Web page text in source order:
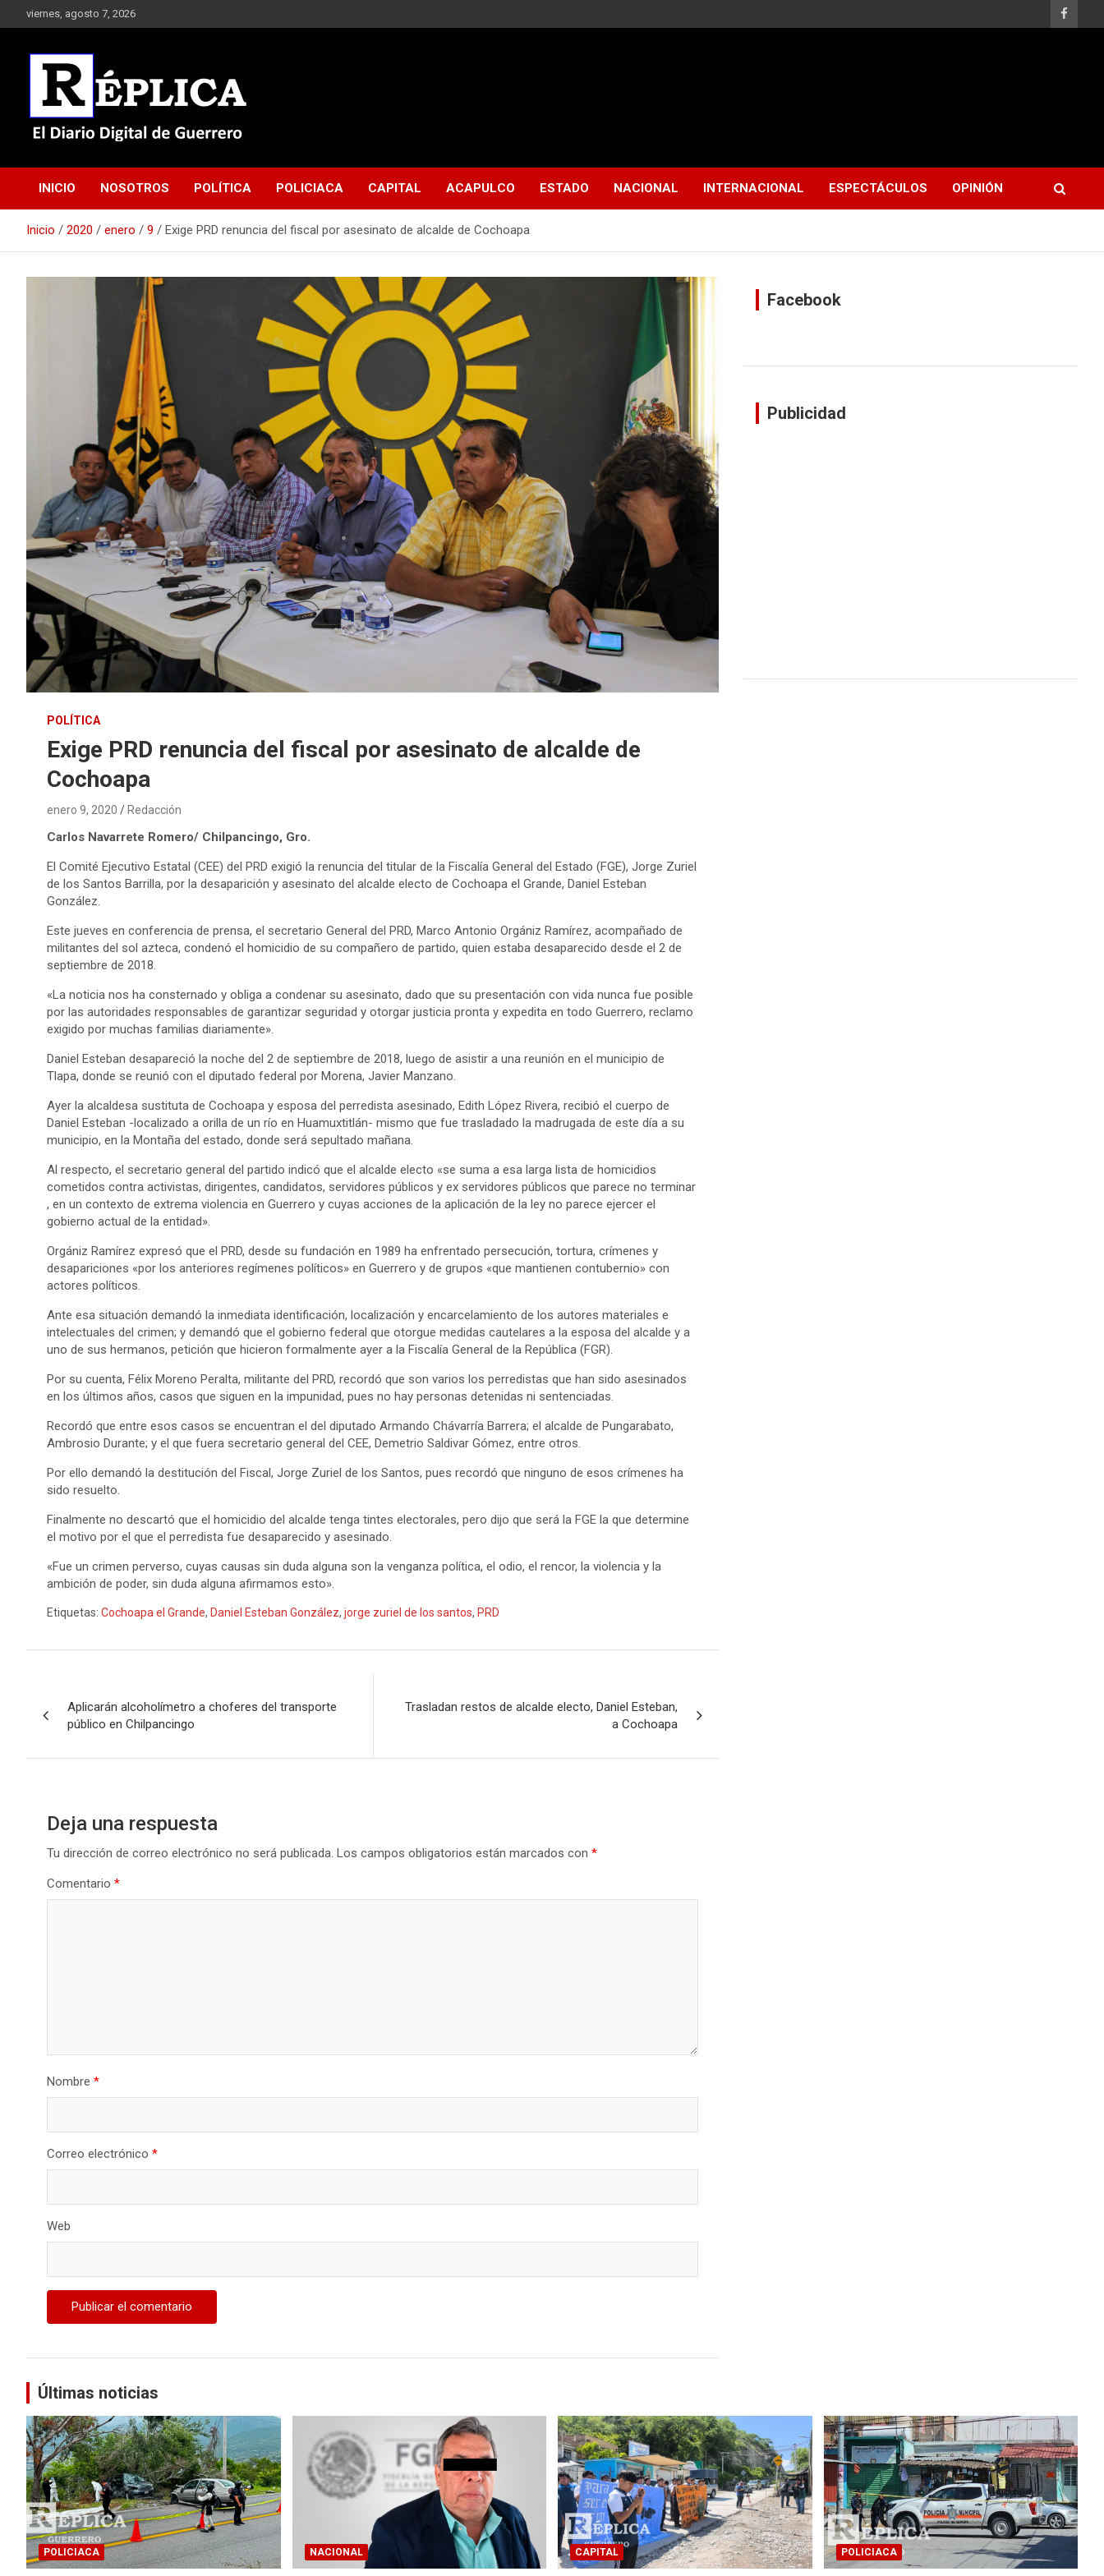
al
viernes, agosto 7, 2026
Réplica
INICIO NOSOTROS POLÍTICA POLICIACA CAPITAL ACAPULCO ESTADO NACIONAL INTERNACIONAL ESPECTÁCULOS OPINIÓN
Inicio 2020 enero 9 Exige PRD renuncia del fiscal por asesinato de alcalde de Cochoapa
POLÍTICA
Exige PRD renuncia del fiscal por asesinato de alcalde de
Cochoapa
enero 9, 2020 Redacción
Carlos Navarrete Romero/ Chilpancingo, Gro.
El Comité Ejecutivo Estatal (CEE) del PRD exigió la renuncia del titular de la Fiscalía General del Estado (FGE), Jorge Zuriel
de los Santos Barrilla, por la desaparición y asesinato del alcalde electo de Cochoapa el Grande, Daniel Esteban
González.
Este jueves en conferencia de prensa, el secretario General del PRD, Marco Antonio Orgániz Ramírez, acompañado de
militantes del sol azteca, condenó el homicidio de su compañero de partido, quien estaba desaparecido desde el 2 de
septiembre de 2018.
«La noticia nos ha consternado y obliga a condenar su asesinato, dado que su presentación con vida nunca fue posible
por las autoridades responsables de garantizar seguridad y otorgar justicia pronta y expedita en todo Guerrero, reclamo
exigido por muchas familias diariamente».
Daniel Esteban desapareció la noche del 2 de septiembre de 2018, luego de asistir a una reunión en el municipio de
Tlapa, donde se reunió con el diputado federal por Morena, Javier Manzano.
Ayer la alcaldesa sustituta de Cochoapa y esposa del perredista asesinado, Edith López Rivera, recibió el cuerpo de
Daniel Esteban -localizado a orilla de un río en Huamuxtitlán- mismo que fue trasladado la madrugada de este día a su
municipio, en la Montaña del estado, donde será sepultado mañana.
Al respecto, el secretario general del partido indicó que el alcalde electo «se suma a esa larga lista de homicidios
cometidos contra activistas, dirigentes, candidatos, servidores públicos y ex servidores públicos que parece no terminar
, en un contexto de extrema violencia en Guerrero y cuyas acciones de la aplicación de la ley no parece ejercer el
gobierno actual de la entidad».
Orgániz Ramírez expresó que el PRD, desde su fundación en 1989 ha enfrentado persecución, tortura, crímenes y
desapariciones «por los anteriores regímenes políticos» en Guerrero y de grupos «que mantienen contubernio» con
actores políticos.
Ante esa situación demandó la inmediata identificación, localización y encarcelamiento de los autores materiales e
intelectuales del crimen; y demandó que el gobierno federal que otorgue medidas cautelares a la esposa del alcalde y a
uno de sus hermanos, petición que hicieron formalmente ayer a la Fiscalía General de la República (FGR).
Por su cuenta, Félix Moreno Peralta, militante del PRD, recordó que son varios los perredistas que han sido asesinados
en los últimos años, casos que siguen en la impunidad, pues no hay personas detenidas ni sentenciadas.
Recordó que entre esos casos se encuentran el del diputado Armando Chávarría Barrera; el alcalde de Pungarabato,
Ambrosio Durante; y el que fuera secretario general del CEE, Demetrio Saldivar Gómez, entre otros.
Por ello demandó la destitución del Fiscal, Jorge Zuriel de los Santos, pues recordó que ninguno de esos crímenes ha
sido resuelto.
Finalmente no descartó que el homicidio del alcalde tenga tintes electorales, pero dijo que será la FGE la que determine
el motivo por el que el perredista fue desaparecido y asesinado.
«Fue un crimen perverso, cuyas causas sin duda alguna son la venganza política, el odio, el rencor, la violencia y la
ambición de poder, sin duda alguna afirmamos esto».
Etiquetas: Cochoapa el Grande, Daniel Esteban González, jorge zuriel de los santos, PRD
de
entradas
Aplicarán alcoholímetro a choferes del transporte
público en Chilpancingo
Trasladan restos de alcalde electo, Daniel Esteban,
a Cochoapa
Deja una respuesta
Tu dirección de correo electrónico no será publicada. Los campos obligatorios están marcados con *
Comentario *
Nombre *
Correo electrónico *
Web
Facebook
Publicidad
Últimas noticias
POLICIACA NACIONAL CAPITAL POLICIACA